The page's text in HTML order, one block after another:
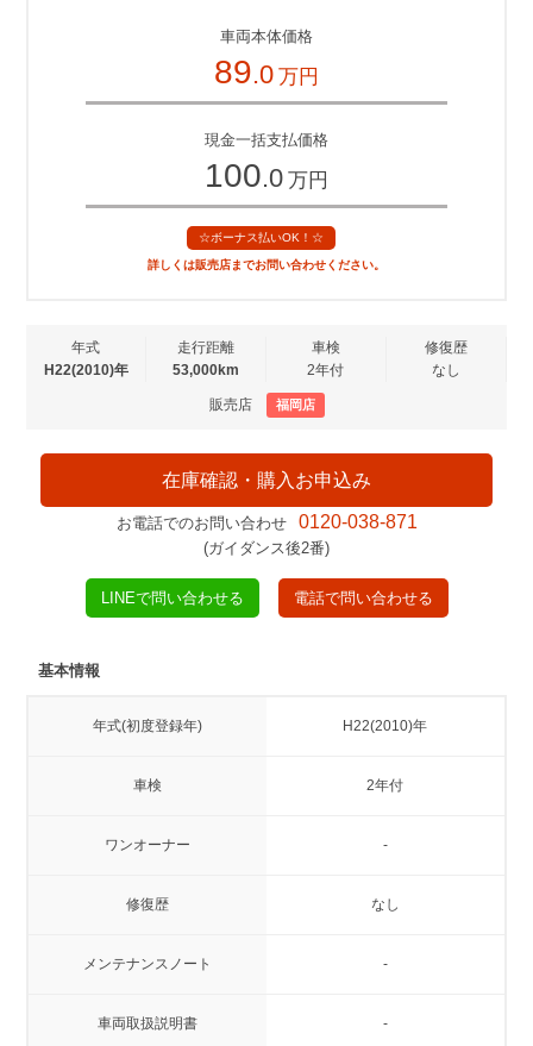
車両本体価格
89.0 万円
現金一括支払価格
100.0 万円
☆ボーナス払いOK！☆
詳しくは販売店までお問い合わせください。
年式
H22(2010)年
走行距離
53,000km
車検
2年付
修復歴
なし
販売店 福岡店
在庫確認・購入お申込み
お電話でのお問い合わせ 0120-038-871
(ガイダンス後2番)
LINEで問い合わせる 電話で問い合わせる
基本情報
年式(初度登録年) H22(2010)年
車検 2年付
ワンオーナー -
修復歴 なし
メンテナンスノート -
車両取扱説明書 -